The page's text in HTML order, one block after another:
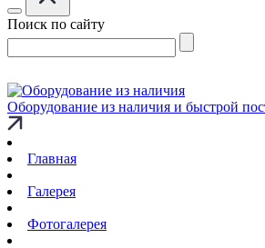
Поиск по сайту
Оборудование из наличия и быстрой
Главная
Галерея
Фотогалерея